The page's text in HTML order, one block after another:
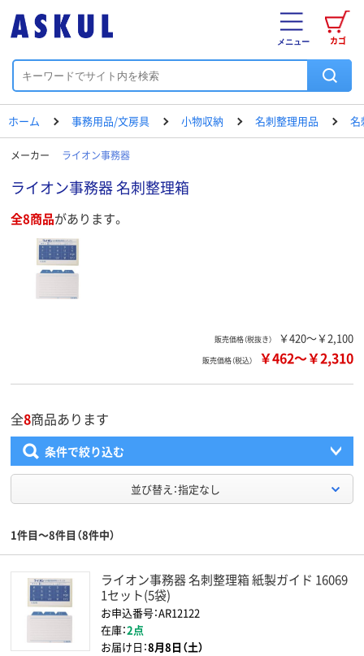
カゴ
メニュー
ホーム 事務用品/文房具 小物収納 名刺整理用品 名
メーカー ライオン事務器
ライオン事務器 名刺整理箱
全8商品があります。
販売価格（税抜き） ￥420～￥2,100
販売価格（税込） ￥462～￥2,310
全8商品あります
条件で絞り込む
並び替え：指定なし
1件目～8件目（8件中）
ライオン事務器 名刺整理箱 紙製ガイド 16069
1セット(5袋)
お申込番号：AR12122
在庫：2点
お届け日：8月8日（土）